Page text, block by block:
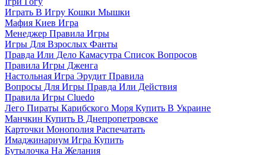
Играть В Игру Кошки Мышки
Мафия Киев Игра
Менеджер Правила Игры
Игры Для Взрослых Фанты
Правда Или Дело Камасутра Список Вопросов
Правила Игры Дженга
Настольная Игра Эрудит Правила
Вопросы Для Игры Правда Или Действия
Правила Игры Cluedo
Лего Пираты Карибского Моря Купить В Украине
Манчкин Купить В Днепропетровске
Карточки Монополия Распечатать
Имаджинариум Игра Купить
Бутылочка На Желания